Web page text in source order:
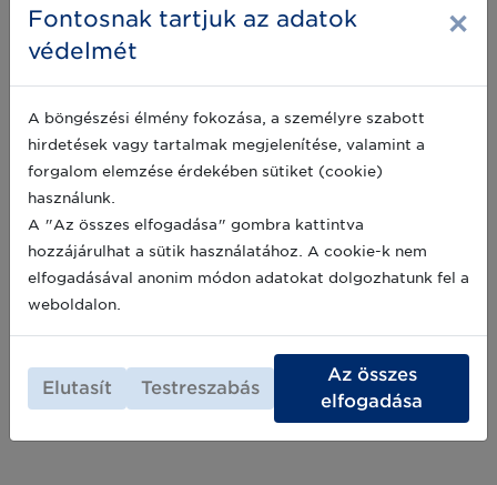
Bemutatkozik új Szövetséges
szolgáltató partnerünk: a BBKK Kft.
A GS1 Magyarország Szolgáltatói programjába
új Szövetséges partner érkezett: cikkünkben a
BBKK Kft. tevékenységét mutatjuk be.
2026-05-19
Archív hírek >>
Fontosnak tartjuk az adatok
védelmét
×
A böngészési élmény fokozása, a személyre szabott
hirdetések vagy tartalmak megjelenítése, valamint a
forgalom elemzése érdekében sütiket (cookie)
használunk.
A "Az összes elfogadása" gombra kattintva
hozzájárulhat a sütik használatához. A cookie-k nem
elfogadásával anonim módon adatokat dolgozhatunk fel a
weboldalon.
Elutasít Testreszabás
Az összes
elfogadása